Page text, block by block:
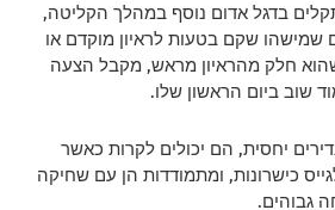
בדגל אדום נוסף במהלך הקליטה,
שמישהו שקם בטעות לראיון מוקדם או
חלק מהראיון מראש, מקבל הצעה
שוב ביום הראשון שלו.
יחסית, הם יכולים לקרות כאשר
כישרונות, ומתמודדות הן עם שחיקה
גבוהים.